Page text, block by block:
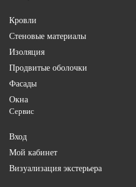
Кровли
Стеновые материалы
Изоляция
Продвитые оболочки
Фасады
Окна
Сервис
Вход
Мой кабинет
Визуализация экстерьера